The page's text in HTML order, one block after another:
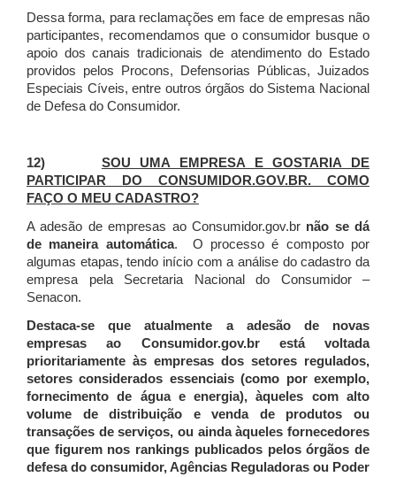
Dessa forma, para reclamações em face de empresas não
participantes, recomendamos que o consumidor busque o
apoio dos canais tradicionais de atendimento do Estado
providos pelos Procons, Defensorias Públicas, Juizados
Especiais Cíveis, entre outros órgãos do Sistema Nacional
de Defesa do Consumidor.
12) SOU UMA EMPRESA E GOSTARIA DE
PARTICIPAR DO CONSUMIDOR.GOV.BR. COMO
FAÇO O MEU CADASTRO?
A adesão de empresas ao Consumidor.gov.br não se dá
de maneira automática. O processo é composto por
algumas etapas, tendo início com a análise do cadastro da
empresa pela Secretaria Nacional do Consumidor –
Senacon.
Destaca-se que atualmente a adesão de novas
empresas ao Consumidor.gov.br está voltada
prioritariamente às empresas dos setores regulados,
setores considerados essenciais (como por exemplo,
fornecimento de água e energia), àqueles com alto
volume de distribuição e venda de produtos ou
transações de serviços, ou ainda àqueles fornecedores
que figurem nos rankings publicados pelos órgãos de
defesa do consumidor, Agências Reguladoras ou Poder